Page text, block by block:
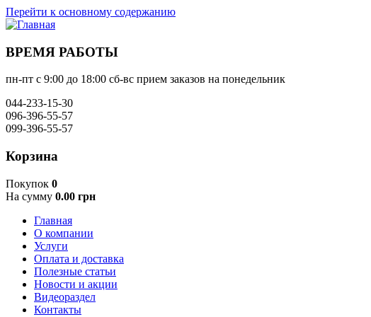
Перейти к основному содержанию
ВРЕМЯ РАБОТЫ
пн-пт с 9:00 до 18:00 сб-вс прием заказов на понедельник
044-233-15-30
096-396-55-57
099-396-55-57
Корзина
Покупок 0
На сумму 0.00 грн
Главная
О компании
Услуги
Оплата и доставка
Полезные статьи
Новости и акции
Видеораздел
Контакты